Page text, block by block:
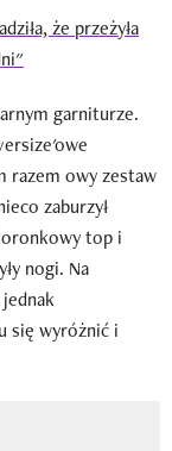
że przeżyła
garniturze.
razem owy zestaw
zaburzył
top i
nogi. Na
się wyróżnić i